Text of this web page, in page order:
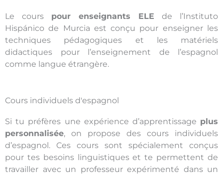
Le cours pour enseignants ELE de l’Instituto
Hispánico de Murcia est conçu pour enseigner les
techniques pédagogiques et les matériels
didactiques pour l’enseignement de l’espagnol
comme langue étrangère.
Cours individuels d'espagnol
Si tu préfères une expérience d’apprentissage plus
personnalisée, on propose des cours individuels
d’espagnol. Ces cours sont spécialement conçus
pour tes besoins linguistiques et te permettent de
travailler avec un professeur expérimenté dans un